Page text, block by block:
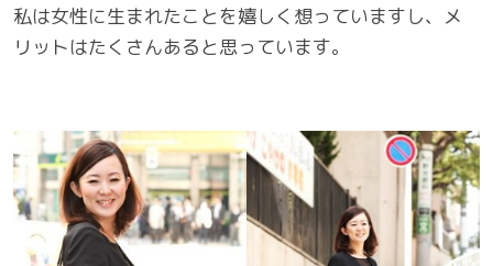
私は女性に生まれたことを嬉しく想っていますし、メ
リットはたくさんあると思っています。